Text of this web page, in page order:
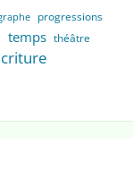
progressions
temps théâtre